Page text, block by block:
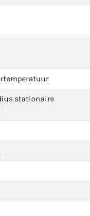
stationaire